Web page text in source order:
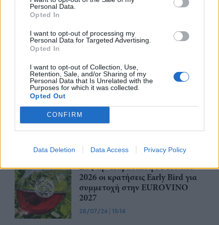
Personal Data.
Opted In
I want to opt-out of processing my
Personal Data for Targeted Advertising.
Opted In
I want to opt-out of Collection, Use,
Retention, Sale, and/or Sharing of my
Personal Data that Is Unrelated with the
Purposes for which it was collected.
Opted Out
CONFIRM
Data Deletion Data Access Privacy Policy
ένδυσης – κλωστοϋφαντουργίας
Η νέα ευρωπαϊκή έκθεση για την
τις 28 Οκτωβρίου
29/07/26|15:21
το ΣΠΑΡΤΑΘΛΟΝ
29/07/26|
Έως την Παρασκευή 31 Ιουλίου
2026 οι κρατήσεις Early Bird για
συμμετοχή στην EUROVINO
2027
28/07/26 | 15:14